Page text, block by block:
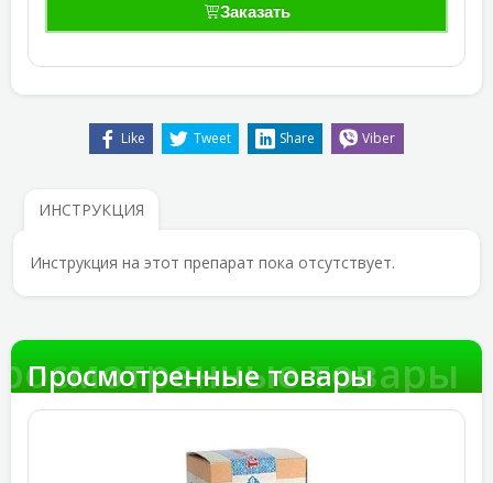
Заказать
Like Tweet Share Viber
ИНСТРУКЦИЯ
Инструкция на этот препарат пока отсутствует.
товары
Просмотренные товары